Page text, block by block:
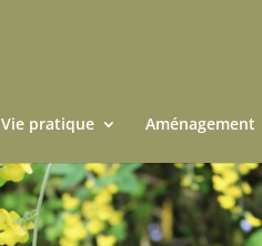
Vie pratique Aménagement